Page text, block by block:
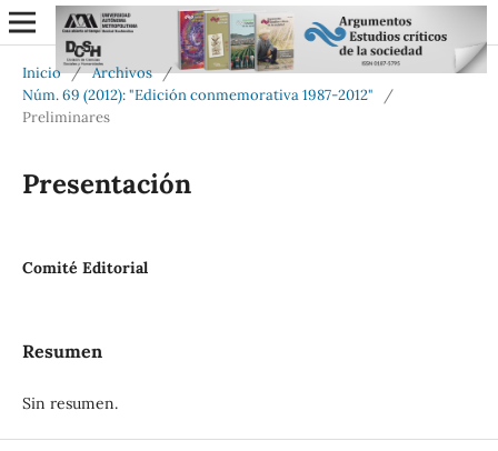
Inicio / Archivos /
Núm. 69 (2012): "Edición conmemorativa 1987-2012"
/
Preliminares
Presentación
Comité Editorial
Resumen
Sin resumen.